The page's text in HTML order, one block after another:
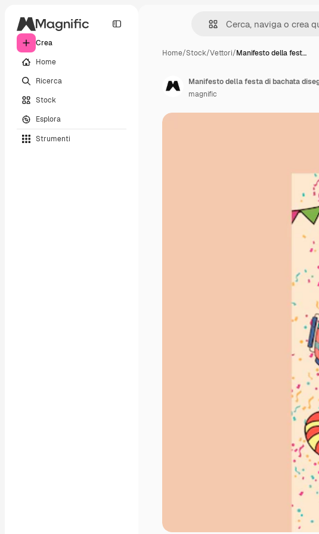
Crea
Home
Ricerca
Stock
Esplora
Strumenti
Home/Stock/Vettori/Manifesto della fest…
Manifesto della festa di bachata
magnific